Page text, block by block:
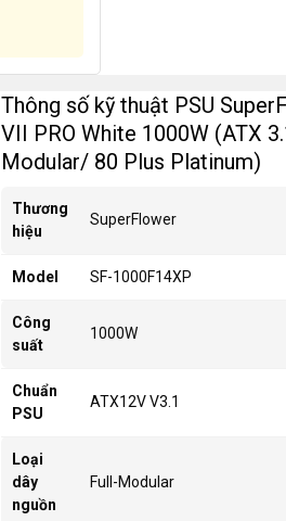
Thông số kỹ thuật PSU
VII PRO White 1000W (ATX
Modular/ 80 Plus Platinum)
Thương
hiệu
SuperFlower
Model SF-1000F14XP
Công
suất
1000W
Chuẩn
PSU
ATX12V V3.1
Loại
dây
nguồn
Full-Modular